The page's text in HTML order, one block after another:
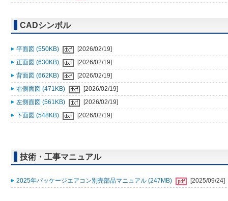
CADシンボル
平面図 (550KB)
[2026/02/19]
正面図 (630KB)
[2026/02/19]
背面図 (662KB)
[2026/02/19]
右側面図 (471KB)
[2026/02/19]
左側面図 (561KB)
[2026/02/19]
下面図 (548KB)
[2026/02/19]
技術・工事マニュアル
2025年パッケージエアコン別売部品マニュアル (247MB) [2025/09/24]